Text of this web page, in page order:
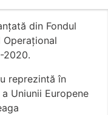
din Fondul
Operațional
2020.
reprezintă în
Uniunii Europene